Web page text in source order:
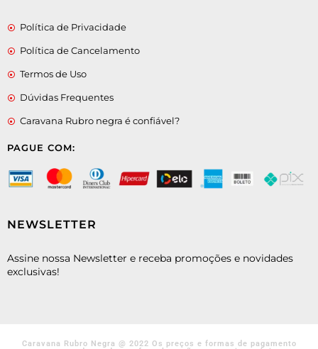
Política de Privacidade
Política de Cancelamento
Termos de Uso
Dúvidas Frequentes
Caravana Rubro negra é confiável?
PAGUE COM:
NEWSLETTER
Assine nossa Newsletter e receba promoções e novidades
exclusivas!
Caravana Rubro Negra @ 2022 Os preços e formas de pagamento